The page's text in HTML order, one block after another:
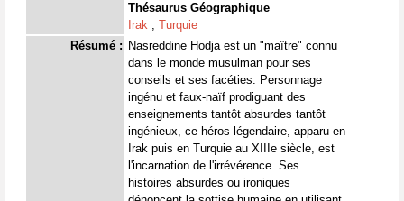
Thésaurus Géographique
Irak ; Turquie
Résumé : Nasreddine Hodja est un "maître" connu
dans le monde musulman pour ses
conseils et ses facéties. Personnage
ingénu et faux-naïf prodiguant des
enseignements tantôt absurdes tantôt
ingénieux, ce héros légendaire, apparu en
Irak puis en Turquie au XIIIe siècle, est
l'incarnation de l'irrévérence. Ses
histoires absurdes ou ironiques